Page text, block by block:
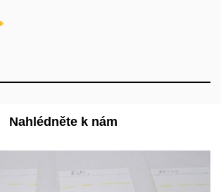
Nahlédněte k nám